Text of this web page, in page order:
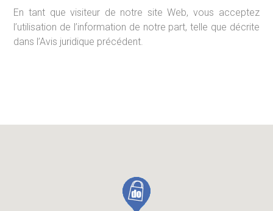
En tant que visiteur de notre site Web, vous acceptez
l’utilisation de l’information de notre part, telle que décrite
dans l’Avis juridique précédent.